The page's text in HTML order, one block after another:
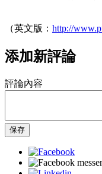
（英文版： http://
添加新評論
評論內容
保存